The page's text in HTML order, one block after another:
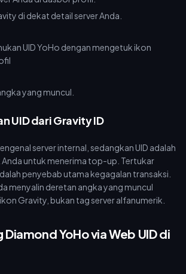
di dekat detail server Anda.
yang muncul.
UID dari Gravity ID
server internal, sedangkan UID adalah
untuk menerima top-up. Tertukar
penyebab utama kegagalan transaksi.
menyalin deretan angka yang muncul
Gravity, bukan tag server alfanumerik.
Diamond YoHo via Web UID di